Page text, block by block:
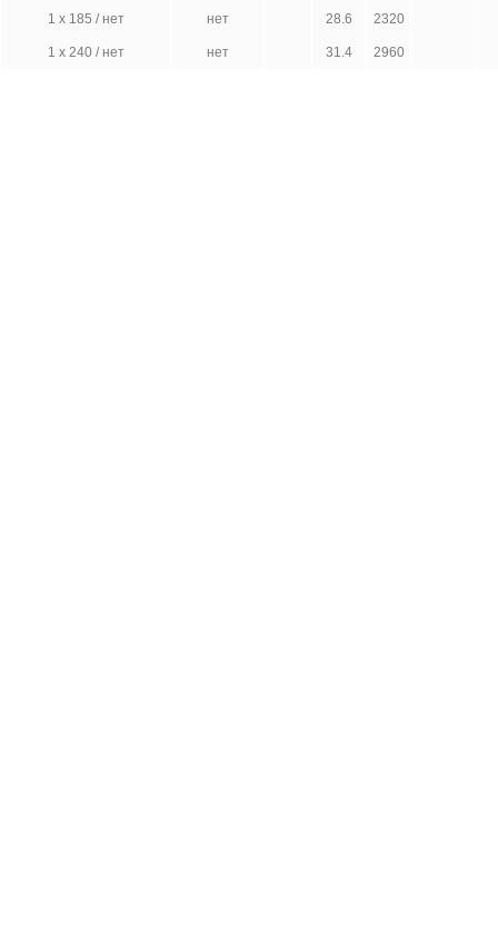
1 x 185 / нет нет 28.6 2320
1 x 240 / нет нет 31.4 2960